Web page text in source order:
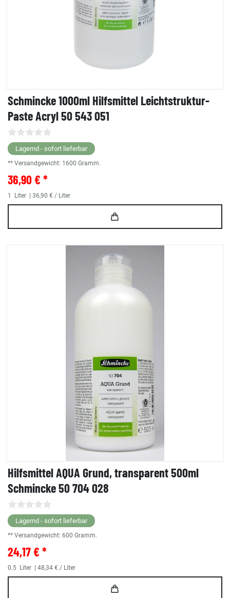
Schmincke 1000ml Hilfsmittel Leichtstruktur-
Paste Acryl 50 543 051
Lagernd - sofort lieferbar
** Versandgewicht: 1600 Gramm.
36,90 € *
1 Liter | 36,90 € / Liter
Hilfsmittel AQUA Grund, transparent 500ml
Schmincke 50 704 028
Lagernd - sofort lieferbar
** Versandgewicht: 600 Gramm.
24,17 € *
0.5 Liter | 48,34 € / Liter